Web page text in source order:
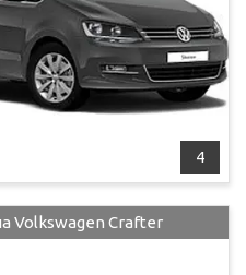
4
Volkswagen Crafter